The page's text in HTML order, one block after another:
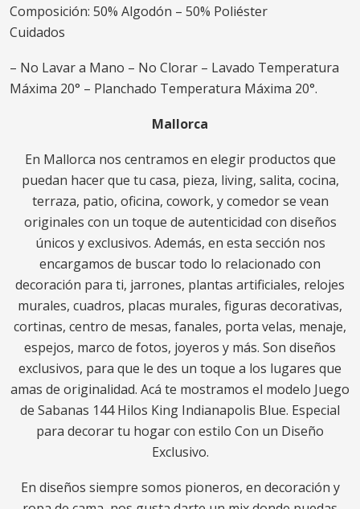
Composición: 50% Algodón – 50% Poliéster
Cuidados
– No Lavar a Mano – No Clorar – Lavado Temperatura
Máxima 20° – Planchado Temperatura Máxima 20°.
Mallorca
En Mallorca nos centramos en elegir productos que
puedan hacer que tu casa, pieza, living, salita, cocina,
terraza, patio, oficina, cowork, y comedor se vean
originales con un toque de autenticidad con diseños
únicos y exclusivos. Además, en esta sección nos
encargamos de buscar todo lo relacionado con
decoración para ti, jarrones, plantas artificiales, relojes
murales, cuadros, placas murales, figuras decorativas,
cortinas, centro de mesas, fanales, porta velas, menaje,
espejos, marco de fotos, joyeros y más. Son diseños
exclusivos, para que le des un toque a los lugares que
amas de originalidad. Acá te mostramos el modelo Juego
de Sabanas 144 Hilos King Indianapolis Blue. Especial
para decorar tu hogar con estilo Con un Diseño
Exclusivo.
En diseños siempre somos pioneros, en decoración y